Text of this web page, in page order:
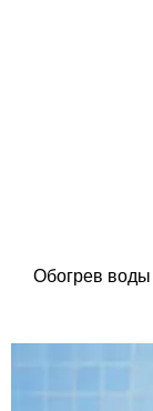
Обогрев воды